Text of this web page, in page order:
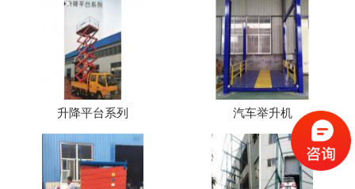
升降平台系列 汽车举升机